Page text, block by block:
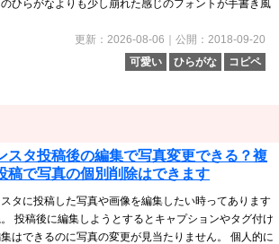
ひらがなよりも少し崩れた感じのフォントが手書き風
更新：2026-08-06｜公開：2018-09-20
可愛い
ひらがな コピペ
スタ投稿後の編集で写真変更できる？複
稿で写真の個別削除はできます
タに投稿した写真や画像を編集したい時ってあります
投稿後に編集しようとするとキャプションやタグ付け
はできるのに写真の変更が見当たりません。 個人的に